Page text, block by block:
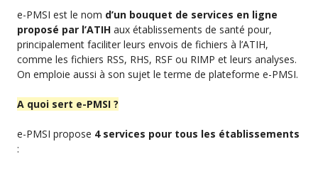
e-PMSI est le nom d’un bouquet de services en ligne
proposé par l’ATIH aux établissements de santé pour,
principalement faciliter leurs envois de fichiers à l’ATIH,
comme les fichiers RSS, RHS, RSF ou RIMP et leurs analyses.
On emploie aussi à son sujet le terme de plateforme e-PMSI.
A quoi sert e-PMSI ?
e-PMSI propose 4 services pour tous les établissements
: